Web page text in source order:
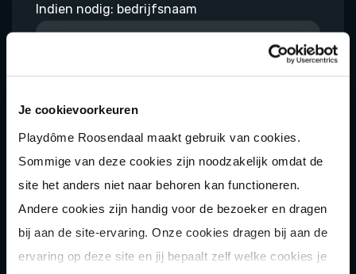
Je cookievoorkeuren
Playdôme Roosendaal maakt gebruik van cookies.
Sommige van deze cookies zijn noodzakelijk omdat de
site het anders niet naar behoren kan functioneren.
Andere cookies zijn handig voor de bezoeker en dragen
bij aan de site-ervaring. Onze cookies dragen bij aan de
ervaring op deze site en jij bepaalt zelf welke cookies je
Indien nodig: bedrijfsnaam
Telefoon